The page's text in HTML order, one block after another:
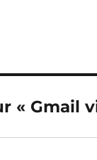
« Gmail